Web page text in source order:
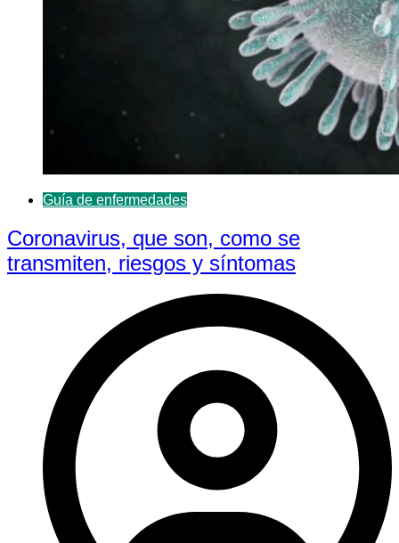
Guía de enfermedades
Coronavirus, que son, como se
transmiten, riesgos y síntomas